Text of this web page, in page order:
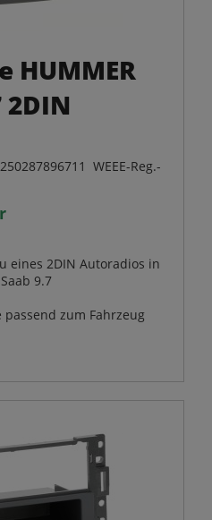
HUMMER
2DIN
WEEE-Reg.-
eines 2DIN Autoradios in
9.7
zum Fahrzeug